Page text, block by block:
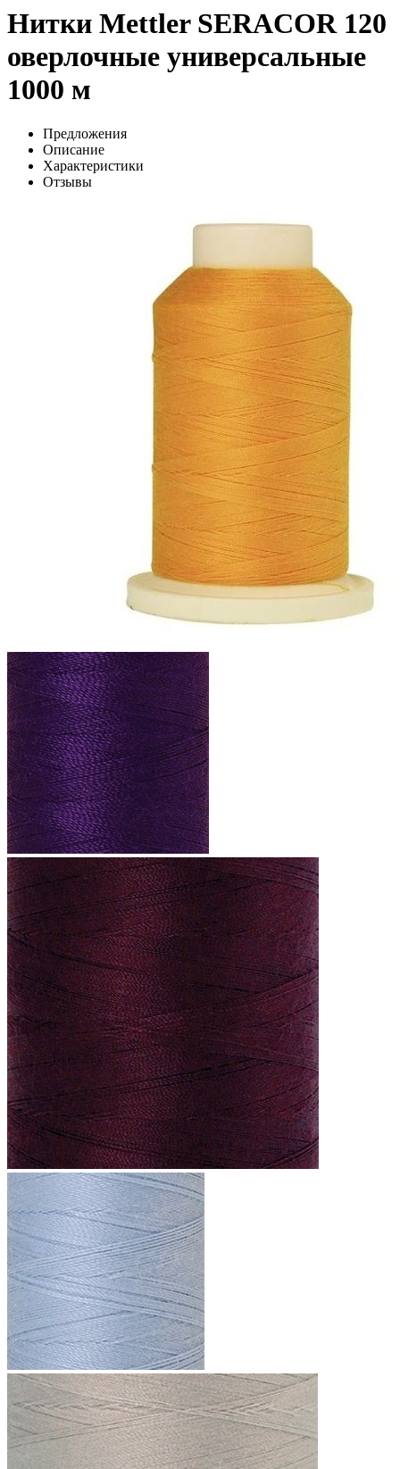
Нитки Mettler SERACOR 120
оверлочные универсальные
1000 м
Предложения
Описание
Характеристики
Отзывы